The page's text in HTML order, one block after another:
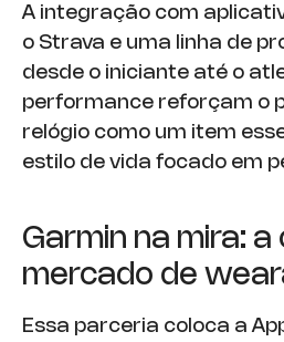
A integração com
o Strava e uma linha de
desde o iniciante até o
performance reforçam o
relógio como um item
estilo de vida focado em
Garmin na mira:
mercado de
Essa parceria coloca a